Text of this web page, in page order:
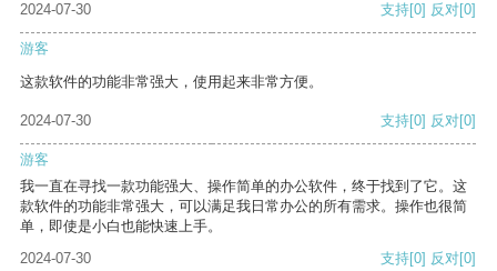
2024-07-30 支持[0] 反对[0]
游客
这款软件的功能非常强大，使用起来非常方便。
2024-07-30 支持[0] 反对[0]
游客
我一直在寻找一款功能强大、操作简单的办公软件，终于找到了它。这
款软件的功能非常强大，可以满足我日常办公的所有需求。操作也很简
单，即使是小白也能快速上手。
2024-07-30
支持[0] 反对[0]